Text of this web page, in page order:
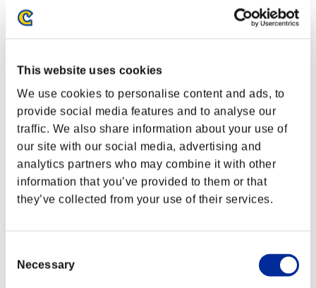
This website uses cookies
We use cookies to personalise content and ads, to
provide social media features and to analyse our
traffic. We also share information about your use of
our site with our social media, advertising and
analytics partners who may combine it with other
information that you’ve provided to them or that
they’ve collected from your use of their services.
Selection
Necessary
11.10.2022 15:00 (JST) - 17.10.2022 15:00 (JST)
Succès
NV personnage: 40 ou moins
Lv.3
NV personnage: 30 ou moins
Impact